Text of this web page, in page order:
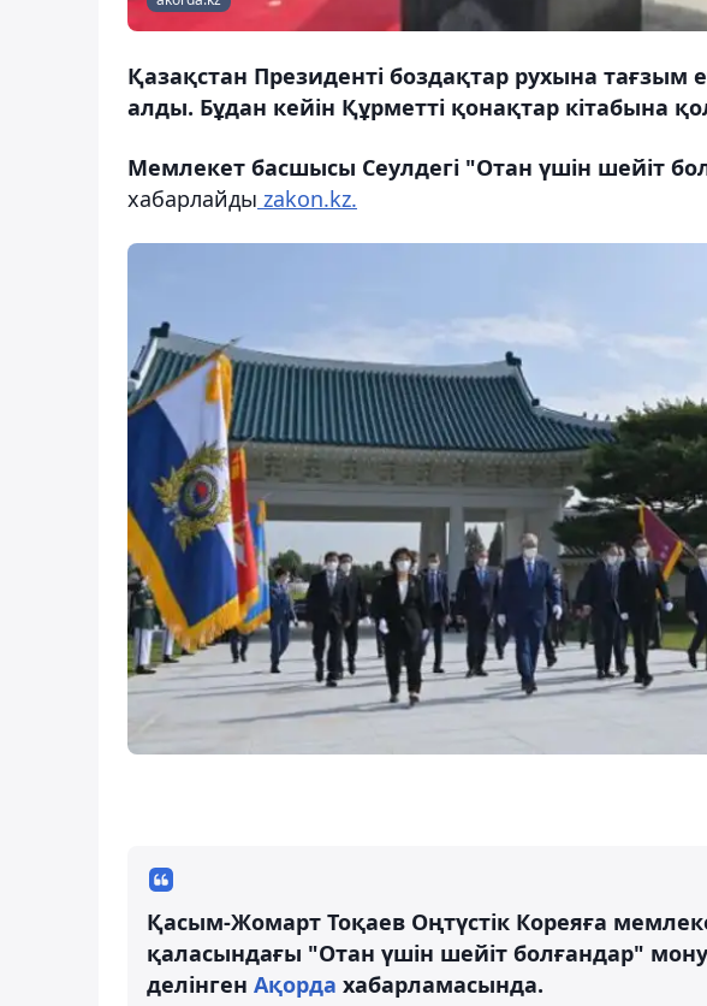
Қазақстан Президенті боздақтар рухына тағзым
алды. Бұдан кейін Құрметті қонақтар кітабына
Мемлекет басшысы Сеулдегі "Отан үшін шейіт
хабарлайды zakon.kz.
Қасым-Жомарт Тоқаев Оңтүстік Кореяға
қаласындағы "Отан үшін шейіт болғандар"
делінген Ақорда хабарламасында.